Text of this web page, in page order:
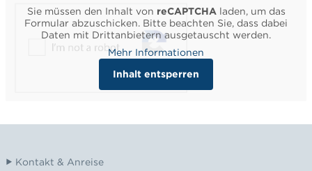
Sie müssen den Inhalt von reCAPTCHA laden, um das
Formular abzuschicken. Bitte beachten Sie, dass dabei
Daten mit Drittanbietern ausgetauscht werden.
Mehr Informationen
Inhalt entsperren
Kontakt & Anreise